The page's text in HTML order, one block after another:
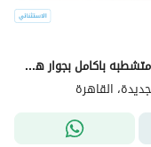
بسعر لقطه فيلا من لافيستا في الباتيو التجمع متشطبه باكامل بجوار هايد بارك
القاهرة